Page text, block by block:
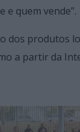
e quem vende”.
produtos
a partir da